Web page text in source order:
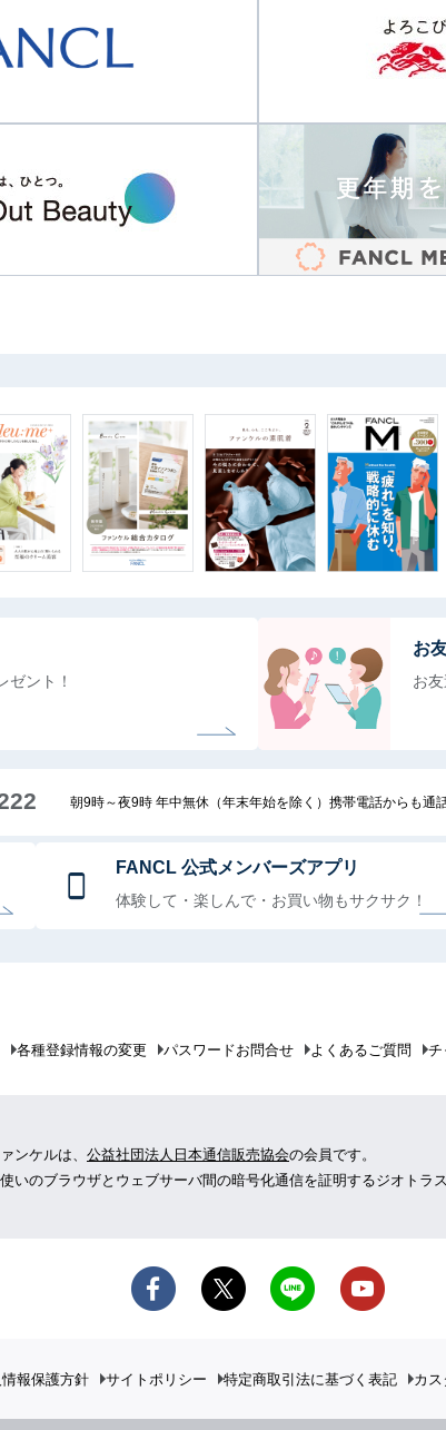
ゼント！
お
お
朝9時～夜9時 年中無休（年末年始を除く）携帯電話からも通
FANCL 公式メンバーズアプリ
体験して・楽しんで・お買い物もサクサク！
各種登録情報の変更 パスワードお問合せ よくあるご質問 チ
ンケルは、 公益社団法人日本通信販売協会の会員です。
いのブラウザとウェブサーバ間の暗号化通信を証明するジオトラ
報保護方針 サイトポリシー 特定商取引法に基づく表記 カス